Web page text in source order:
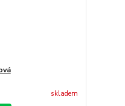
skladem